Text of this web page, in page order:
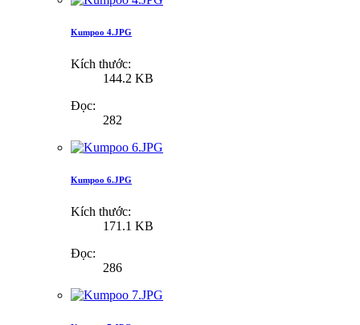
Kumpoo 4.JPG
Kích thước:
144.2 KB
Đọc:
282
Kumpoo 6.JPG
Kích thước:
171.1 KB
Đọc:
286